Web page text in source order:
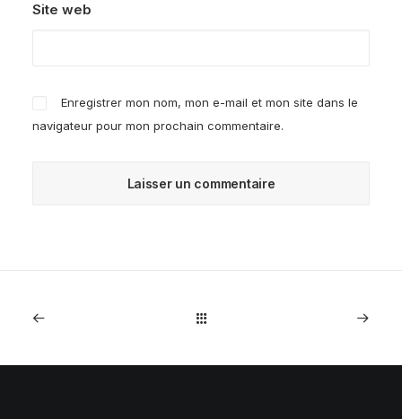
Site web
Enregistrer mon nom, mon e-mail et mon site dans le
navigateur pour mon prochain commentaire.